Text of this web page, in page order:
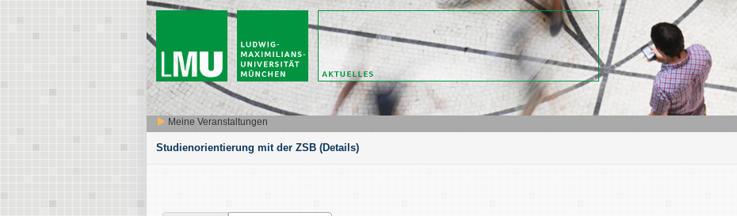
Meine Veranstaltungen
Studienorientierung mit der ZSB (Details)